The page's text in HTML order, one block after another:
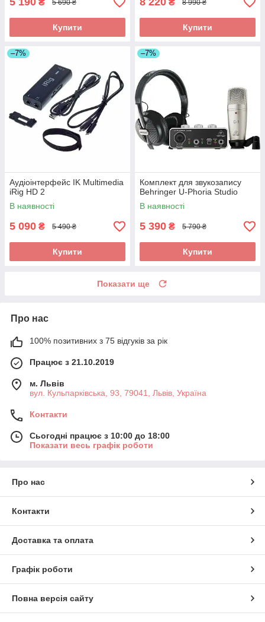
₴ 5 690 ₴
Купити
₴ 8 990 ₴
Купити
–7%
Аудіоінтерфейс IK Multimedia
iRig HD 2
В наявності
5 090 ₴ 5 490 ₴
Купити
–7%
Комплект для звукозапису
Behringer U-Phoria Studio
В наявності
5 390 ₴ 5 790 ₴
Купити
Показати ще
Про нас
100% позитивних з 75 відгуків за рік
Працює з 21.10.2019
м. Львів
вул. Кульпарківська, 93, 79041, Львів, Україна
Контакти
Сьогодні працює з 10:00 до 18:00
Показати весь графік роботи
Про нас
Контакти
Доставка та оплата
Графік роботи
Повна версія сайту